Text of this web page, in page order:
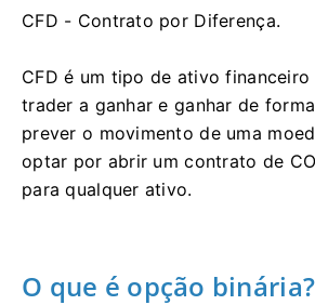
CFD - Contrato por Diferença.
CFD é um tipo de ativo financeiro
trader a ganhar e ganhar de
prever o movimento de uma
optar por abrir um contrato de
para qualquer ativo.
O que é opção binária?